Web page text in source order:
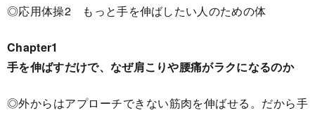
◎応用体操2 もっと手を伸ばしたい人のための体
Chapter1
手を伸ばすだけで、なぜ肩こりや腰痛がラクになるのか
◎外からはアプローチできない筋肉を伸ばせる。だから手